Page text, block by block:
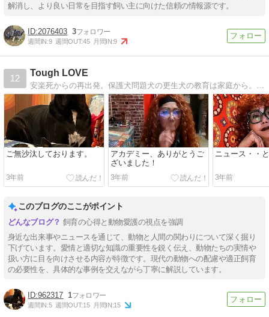
解消し、より良い日常を目指す飼い主に向けた信頼の情報源です。
2076403 3
週間IN:9 週間OUT:45 月間IN:9
12
Tough LOVE
安楽死からの再出発。保護犬問題犬の更生犬の教育は家庭から。犬を知って貰うために活動しております。
ご無沙汰しております。
3年前
アカデミー、ありがとうご
ざいました！
3年前
ニュース・・
3年前
このブログのここがポイント
飼育の心得と動物愛護の視点を強調
身近な出来事やニュースを通じて、動物と人間の関わりについて深く掘り
下げています。愛情と適切な知識の重要性を鋭く伝え、動物たちの実情や
扱い方に目を向けさせる内容が特徴です。現代の動物への配慮や適正飼育
の必要性を、具体的な事例を交えながら丁寧に解説しています。
962317 1
週間IN:5 週間OUT:15 月間IN:15